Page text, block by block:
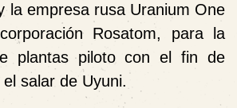
la empresa rusa Uranium One
Rosatom, para la
plantas piloto con el fin de
salar de Uyuni.